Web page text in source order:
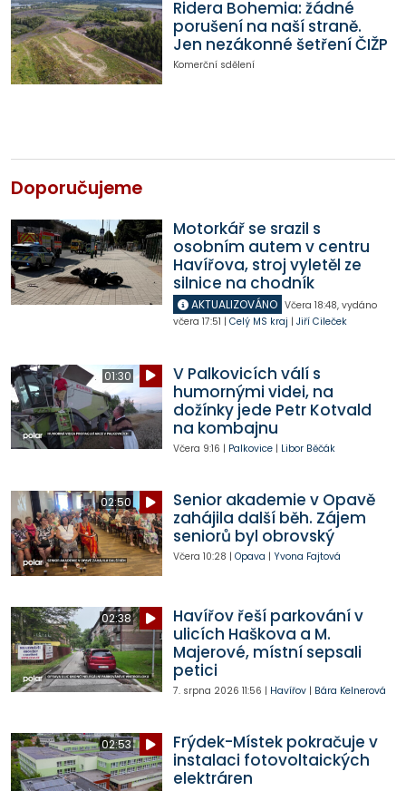
Ridera Bohemia: žádné
porušení na naší straně.
Jen nezákonné šetření ČIŽP
Komerční sdělení
Doporučujeme
Motorkář se srazil s
osobním autem v centru
Havířova, stroj vyletěl ze
silnice na chodník
AKTUALIZOVÁNO Včera 18:48, vydáno
včera 17:51 | Celý MS kraj | Jiří Cileček
01:30
V Palkovicích válí s
humornými videi, na
dožínky jede Petr Kotvald
na kombajnu
Včera 9:16 | Palkovice| Libor Běčák
02:50
Senior akademie v Opavě
zahájila další běh. Zájem
seniorů byl obrovský
Včera 10:28 | Opava | Yvona Fajtová
02:38
Havířov řeší parkování v
ulicích Haškova a M.
Majerové, místní sepsali
petici
7. srpna 2026 11:56 | Havířov| Bára Kelnerová
02:53
Frýdek-Místek pokračuje v
instalaci fotovoltaických
elektráren